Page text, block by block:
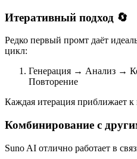
Итеративный подход 🔄
Редко первый промт даёт
цикл:
Генерация → Анализ →
Повторение
Каждая итерация приближает к
Комбинирование с
Suno AI отлично работает в